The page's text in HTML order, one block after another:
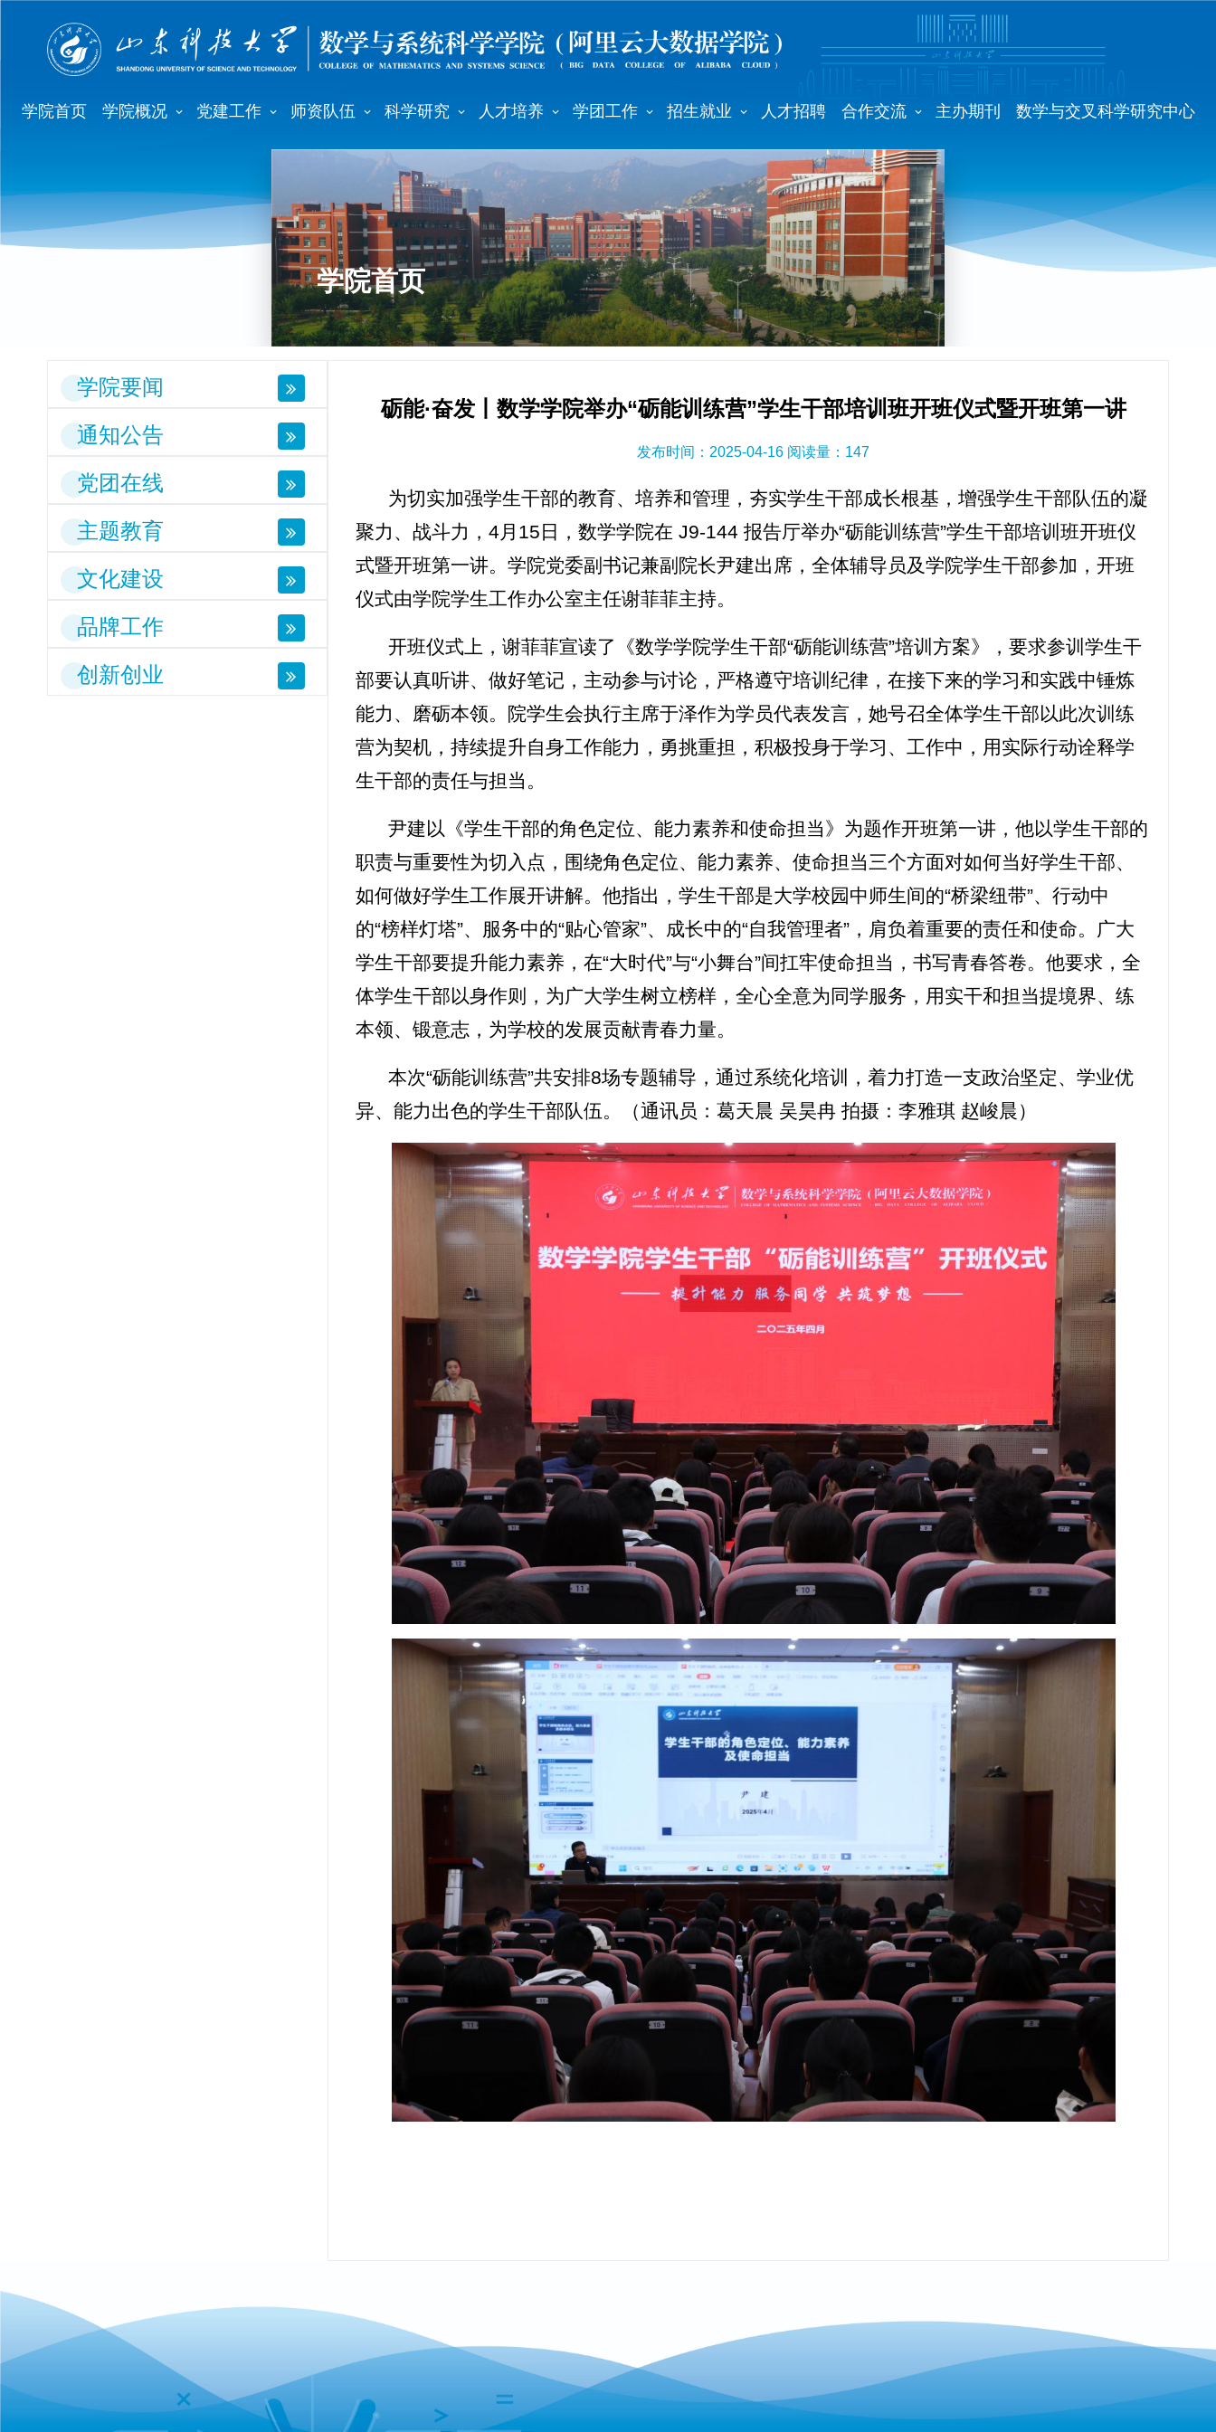
学院首页 学院概况 党建工作 师资队伍 科学研究 人才培养 学团工作 招生就业 人才招聘 合作交流 主办期刊 数学与交叉科学研究中心
学院首页
学院要闻
通知公告
党团在线
主题教育
文化建设
品牌工作
创新创业
砺能·奋发丨数学学院举办“砺能训练营”学生干部培训班开班仪式暨开班第一讲
发布时间：2025-04-16 阅读量： 147
为切实加强学生干部的教育、培养和管理，夯实学生干部成长根基，增强学生干部队伍的凝
聚力、战斗力，4月15日，数学学院在 J9-144 报告厅举办“砺能训练营”学生干部培训班开班仪
式暨开班第一讲。学院党委副书记兼副院长尹建出席，全体辅导员及学院学生干部参加，开班
仪式由学院学生工作办公室主任谢菲菲主持。
开班仪式上，谢菲菲宣读了《数学学院学生干部“砺能训练营”培训方案》，要求参训学生干
部要认真听讲、做好笔记，主动参与讨论，严格遵守培训纪律，在接下来的学习和实践中锤炼
能力、磨砺本领。院学生会执行主席于泽作为学员代表发言，她号召全体学生干部以此次训练
营为契机，持续提升自身工作能力，勇挑重担，积极投身于学习、工作中，用实际行动诠释学
生干部的责任与担当。
尹建以《学生干部的角色定位、能力素养和使命担当》为题作开班第一讲，他以学生干部的
职责与重要性为切入点，围绕角色定位、能力素养、使命担当三个方面对如何当好学生干部、
如何做好学生工作展开讲解。他指出，学生干部是大学校园中师生间的“桥梁纽带”、行动中
的“榜样灯塔”、服务中的“贴心管家”、成长中的“自我管理者”，肩负着重要的责任和使命。广大
学生干部要提升能力素养，在“大时代”与“小舞台”间扛牢使命担当，书写青春答卷。他要求，全
体学生干部以身作则，为广大学生树立榜样，全心全意为同学服务，用实干和担当提境界、练
本领、锻意志，为学校的发展贡献青春力量。
本次“砺能训练营”共安排8场专题辅导，通过系统化培训，着力打造一支政治坚定、学业优
异、能力出色的学生干部队伍。（通讯员：葛天晨 吴昊冉 拍摄：李雅琪 赵峻晨）